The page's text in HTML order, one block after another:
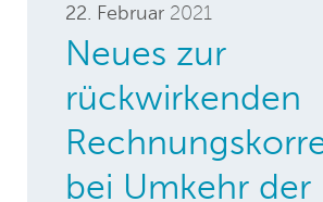
22. Februar 2021
Neues zur
rückwirkenden
bei Umkehr der